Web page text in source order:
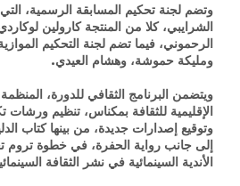
وتضم لجنة تحكيم المسابقة الرسمية،
الشرايبي، كلا من المنتجة كارولين
الرحموني، فيما تضم لجنة التحكيم
ومليكة حموشة، وهشام العيدي.
ويتضمن البرنامج الثقافي للدورة،
الإقليمية للثقافة بمكناس، تنظيم ورشات
وتوقيع إصدارات جديدة، من بينها كتاب
إلى جانب رواية الحفرة، في خطوة تروم
الأندية السينمائية في نشر الثقافة